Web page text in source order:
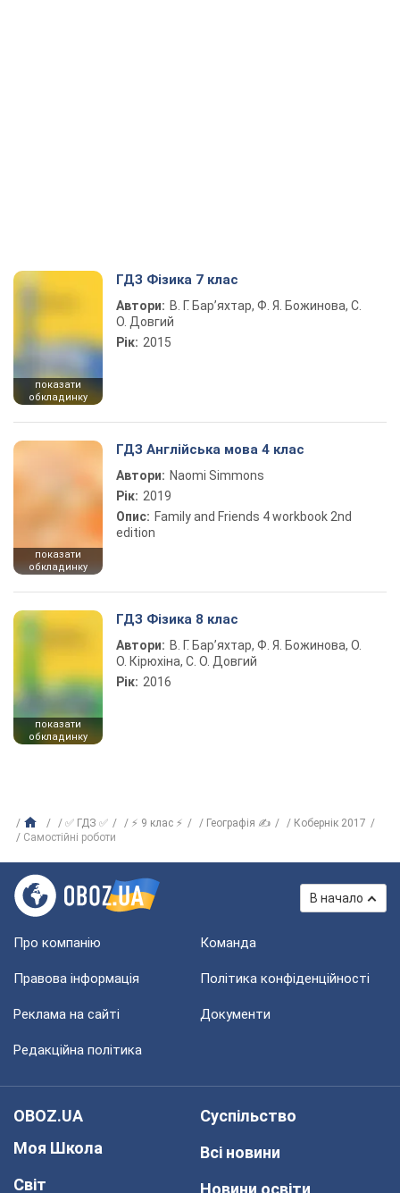
показати
обкладинку
ГДЗ Фізика 7 клас
Автори: В. Г. Бар’яхтар, Ф. Я. Божинова, С.
О. Довгий
Рік: 2015
показати
обкладинку
ГДЗ Англійська мова 4 клас
Автори: Naomi Simmons
Рік: 2019
Опис: Family and Friends 4 workbook 2nd
edition
показати
обкладинку
ГДЗ Фізика 8 клас
Автори: В. Г. Бар’яхтар, Ф. Я. Божинова, О.
О. Кірюхіна, С. О. Довгий
Рік: 2016
✅ ГДЗ ✅ ⚡ 9 клас ⚡ Географія ✍
Кобернік 2017
Самостійні роботи
В начало
Про компанію Команда
Правова інформація Політика конфіденційності
Реклама на сайті Документи
Редакційна політика
OBOZ.UA
Моя Школа
Світ
Суспільство
Всі новини
Новини освіти